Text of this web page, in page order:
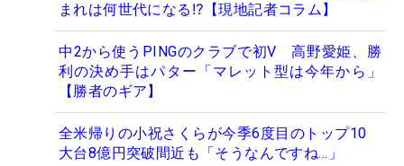
まれは何世代になる⁉【現地記者コラム】
中2から使うPINGのクラブで初V 高野愛姫、勝
利の決め手はパター「マレット型は今年から」
【勝者のギア】
全米帰りの小祝さくらが今季6度目のトップ10
大台8億円突破間近も「そうなんですね…」